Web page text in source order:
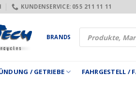
KUNDENSERVICE: 055 211 11 11
BRANDS
Products
search
/ GETRIEBE FAHRGESTELL /